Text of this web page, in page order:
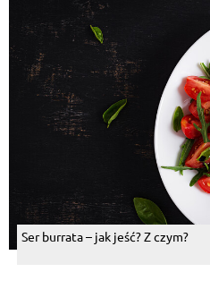
Ser burrata – jak jeść? Z czym?